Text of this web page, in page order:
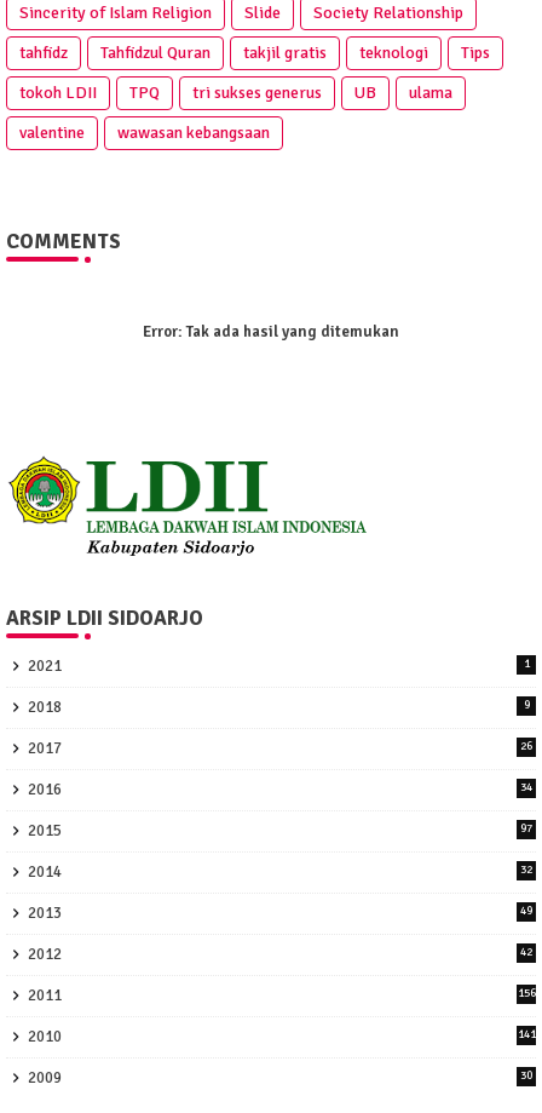
Sincerity of Islam Religion
Slide
Society Relationship
tahfidz
Tahfidzul Quran takjil gratis teknologi
Tips
tokoh LDII
TPQ tri sukses generus UB
ulama
valentine
wawasan kebangsaan
COMMENTS
Error:Tak ada hasil yang ditemukan
ARSIP LDII SIDOARJO
2021 1
2018 9
2017 26
2016 34
2015 97
2014 32
2013 49
2012 42
2011 156
2010 141
2009 30